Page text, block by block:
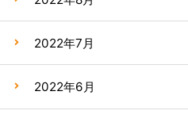
2022年7月
2022年6月